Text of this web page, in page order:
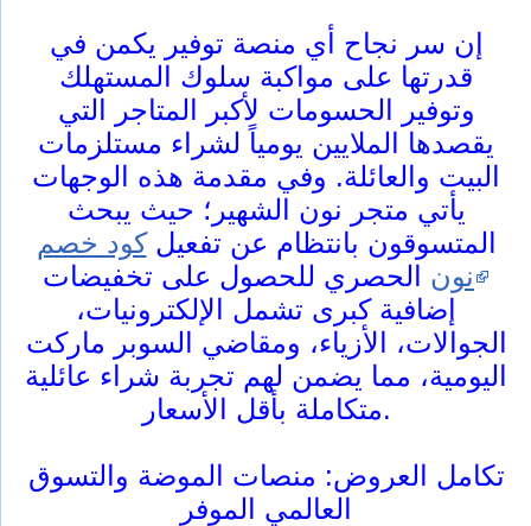
إن سر نجاح أي منصة توفير يكمن في
قدرتها على مواكبة سلوك المستهلك
وتوفير الحسومات لأكبر المتاجر التي
يقصدها الملايين يومياً لشراء مستلزمات
البيت والعائلة. وفي مقدمة هذه الوجهات
يأتي متجر نون الشهير؛ حيث يبحث
المتسوقون بانتظام عن تفعيلكود خصم
نون الحصري للحصول على تخفيضات
إضافية كبرى تشمل الإلكترونيات،
الجوالات، الأزياء، ومقاضي السوبر ماركت
اليومية، مما يضمن لهم تجربة شراء عائلية
متكاملة بأقل الأسعار.
تكامل العروض: منصات الموضة والتسوق
العالمي الموفر